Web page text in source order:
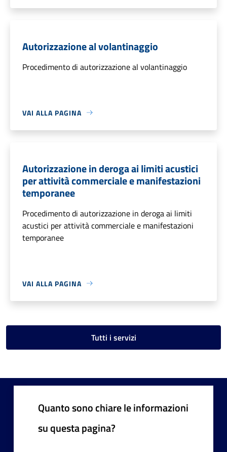
Autorizzazione al volantinaggio
Procedimento di autorizzazione al volantinaggio
VAI ALLA PAGINA
Autorizzazione in deroga ai limiti acustici
per attività commerciale e manifestazioni
temporanee
Procedimento di autorizzazione in deroga ai limiti
acustici per attività commerciale e manifestazioni
temporanee
VAI ALLA PAGINA
Tutti i servizi
Quanto sono chiare le informazioni
su questa pagina?